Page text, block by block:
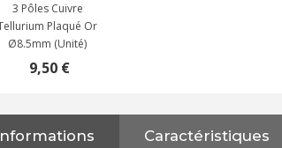
NEUTRIK NC3FXX Connecteur
3 Pôles Cuivre
Plaqué Or
Ø8.5mm (Unité)
9,50 €
Caractéristiques